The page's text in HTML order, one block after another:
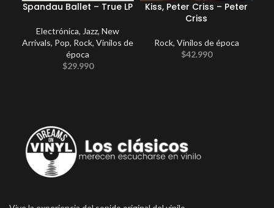
Spandau Ballet – True LP
Electrónica, Jazz, New
Arrivals, Pop, Rock, Vinilos de
época
$29.990
Kiss, Peter Criss – Peter
Criss
Rock, Vinilos de época
$42.990